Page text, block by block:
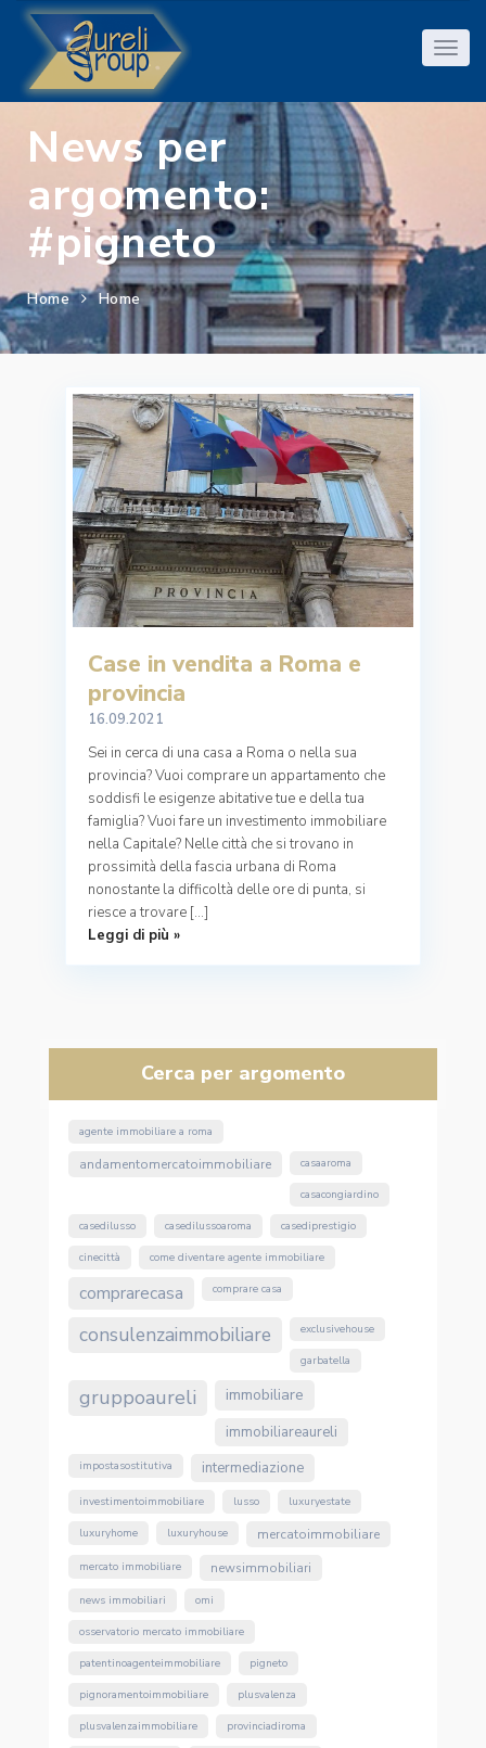
News per
argomento:
#pigneto
Home Home
Case in vendita a Roma e
provincia
16.09.2021
Sei in cerca di una casa a Roma o nella sua
provincia? Vuoi comprare un appartamento che
soddisfi le esigenze abitative tue e della tua
famiglia? Vuoi fare un investimento immobiliare
nella Capitale? Nelle città che si trovano in
prossimità della fascia urbana di Roma
nonostante la difficoltà delle ore di punta, si
riesce a trovare […]
Leggi di più »
Cerca per argomento
agente immobiliare a roma
andamentomercatoimmobiliare casaaroma
casacongiardino
casedilusso casedilussoaroma casediprestigio
cinecittà come diventare agente immobiliare
comprarecasa comprare casa
consulenzaimmobiliare exclusivehouse
garbatella
gruppoaureli immobiliare
immobiliareaureli
impostasostitutiva intermediazione
investimentoimmobiliare lusso luxuryestate
luxuryhome luxuryhouse mercatoimmobiliare
mercato immobiliare newsimmobiliari
news immobiliari omi
osservatorio mercato immobiliare
patentinoagenteimmobiliare pigneto
pignoramentoimmobiliare plusvalenza
plusvalenzaimmobiliare provinciadiroma